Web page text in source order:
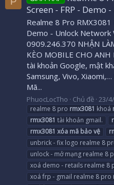
Screen - FRP - Demo
Realme 8 Pro
Demo - Unlock Network
0909.246.370 NHẬN
KÈO MOBILE CHO
tài khoản Google, mật
Samsung, Vivo,
Mã...
PhuocLocTho Chủ đề 23/
realme 8 pro rmx3081 khoá
rmx3081 tài khoản gmail.
rmx3081 xóa mã bảovệ
unbrick - fix logo realme 8
unlock - mở mạng realme 8
xoá demo - retails realme 8
xoá frp - gmail realme 8 pro